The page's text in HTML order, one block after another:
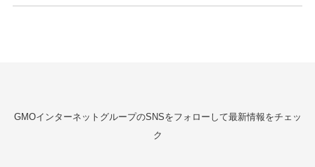
GMOインターネットグループのSNSをフォローして最新情報をチェッ
ク